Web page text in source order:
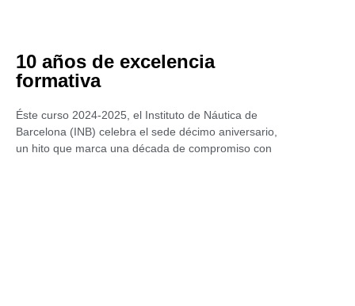
10 años de excelencia
formativa
Éste curso 2024-2025, el Instituto de Náutica de
Barcelona (INB) celebra el sede décimo aniversario,
un hito que marca una década de compromiso con